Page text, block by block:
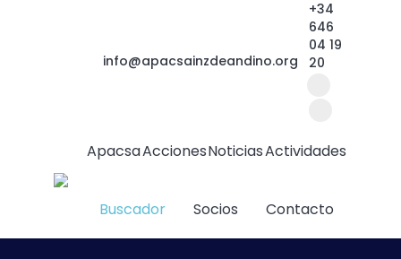
info@apacsainzdeandino.org
+34
646
04 19
20
opens
window
page
new
window
ApacsaAccionesNoticiasActividades
Buscador Socios Contacto